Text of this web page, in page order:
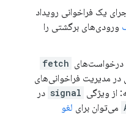
یک فراخوانی رویداد
ورودی‌های برگشتی را
درخواست‌های fetch
مدیریت فراخوانی‌های
از ویژگی signal در
می‌توان برای لغو